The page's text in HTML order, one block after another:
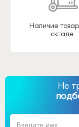
Наличие
складе
Не